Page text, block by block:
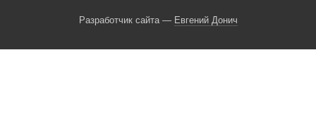
Разработчик сайта — Евгений Донич